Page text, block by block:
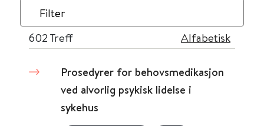
Filter
602 Treff Alfabetisk
Prosedyrer for behovsmedikasjon
ved alvorlig psykisk lidelse i
sykehus